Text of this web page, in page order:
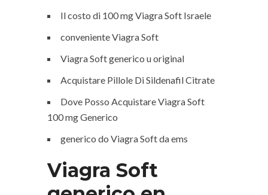
Il costo di 100 mg Viagra Soft Israele
conveniente Viagra Soft
Viagra Soft generico u original
Acquistare Pillole Di Sildenafil Citrate
Dove Posso Acquistare Viagra Soft
100 mg Generico
generico do Viagra Soft da ems
Viagra Soft